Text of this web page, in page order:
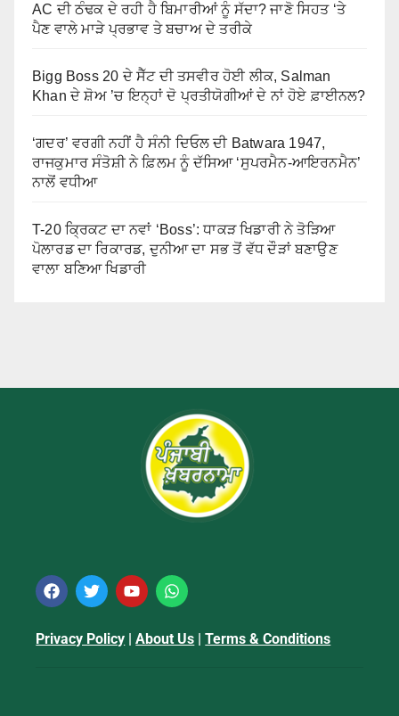
AC ਦੀ ਠੰਢਕ ਦੇ ਰਹੀ ਹੈ ਬਿਮਾਰੀਆਂ ਨੂੰ ਸੱਦਾ? ਜਾਣੋ ਸਿਹਤ ‘ਤੇ
ਪੈਣ ਵਾਲੇ ਮਾੜੇ ਪ੍ਰਭਾਵ ਤੇ ਬਚਾਅ ਦੇ ਤਰੀਕੇ
Bigg Boss 20 ਦੇ ਸੈੱਟ ਦੀ ਤਸਵੀਰ ਹੋਈ ਲੀਕ, Salman
Khan ਦੇ ਸ਼ੋਅ ’ਚ ਇਨ੍ਹਾਂ ਦੋ ਪ੍ਰਤੀਯੋਗੀਆਂ ਦੇ ਨਾਂ ਹੋਏ ਫ਼ਾਈਨਲ?
‘ਗਦਰ’ ਵਰਗੀ ਨਹੀਂ ਹੈ ਸੰਨੀ ਦਿਓਲ ਦੀ Batwara 1947,
ਰਾਜਕੁਮਾਰ ਸੰਤੋਸ਼ੀ ਨੇ ਫ਼ਿਲਮ ਨੂੰ ਦੱਸਿਆ ‘ਸੁਪਰਮੈਨ-ਆਇਰਨਮੈਨ’
ਨਾਲੋਂ ਵਧੀਆ
T-20 ਕ੍ਰਿਕਟ ਦਾ ਨਵਾਂ ‘Boss’: ਧਾਕੜ ਖਿਡਾਰੀ ਨੇ ਤੋੜਿਆ
ਪੋਲਾਰਡ ਦਾ ਰਿਕਾਰਡ, ਦੁਨੀਆ ਦਾ ਸਭ ਤੋਂ ਵੱਧ ਦੌੜਾਂ ਬਣਾਉਣ
ਵਾਲਾ ਬਣਿਆ ਖਿਡਾਰੀ
Privacy Policy |About Us |Terms & Conditions